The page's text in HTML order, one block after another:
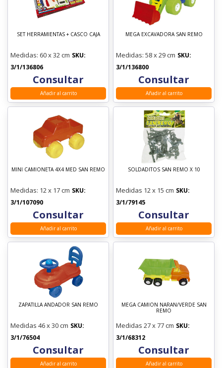
SET HERRAMIENTAS + CASCO CAJA
Medidas: 60 x 32 cm SKU:
3/1/136806
Consultar
Añadir al carrito
MEGA EXCAVADORA SAN REMO
Medidas: 58 x 29 cm SKU:
3/1/136800
Consultar
Añadir al carrito
MINI CAMIONETA 4X4 MED SAN REMO
Medidas: 12 x 17 cm SKU:
3/1/107090
Consultar
Añadir al carrito
SOLDADITOS SAN REMO X 10
Medidas 12 x 15 cm SKU:
3/1/79145
Consultar
Añadir al carrito
ZAPATILLA ANDADOR SAN REMO
Medidas 46 x 30 cm SKU:
3/1/76504
Consultar
Añadir al carrito
MEGA CAMION NARAN/VERDE SAN
REMO
Medidas 27 x 77 cm SKU:
3/1/68312
Consultar
Añadir al carrito